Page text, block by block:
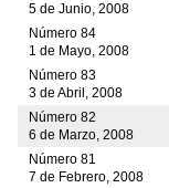
5 de Junio, 2008
Número 84
1 de Mayo, 2008
Número 83
3 de Abril, 2008
Número 82
6 de Marzo, 2008
Número 81
7 de Febrero, 2008